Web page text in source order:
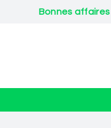
Bonnes affaires